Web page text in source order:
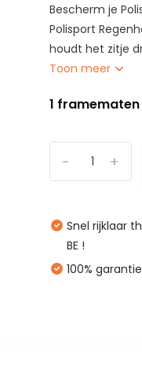
Bescherm je
Polisport
houdt het zitje
Toon meer
1 framematen
+
-
Snel rijklaar
BE !
100% garantie